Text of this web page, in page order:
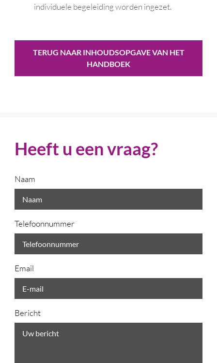
individuele begeleiding worden ingezet.
TERUG NAAR INHOUDSOPGAVE VAN HET
HANDBOEK
Heeft u een vraag?
Naam
Telefoonnummer
Email
Bericht